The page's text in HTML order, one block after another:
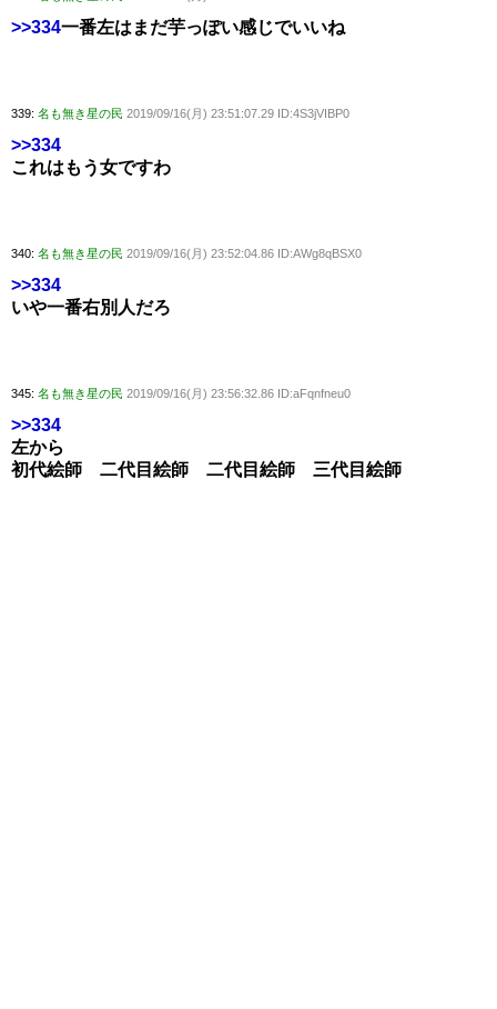
>>334一番左はまだ芋っぽい感じでいいね
339: 名も無き星の民 2019/09/16(月) 23:51:07.29 ID:4S3jVIBP0
>>334
これはもう女ですわ
340: 名も無き星の民 2019/09/16(月) 23:52:04.86 ID:AWg8qBSX0
>>334
いや一番右別人だろ
345: 名も無き星の民 2019/09/16(月) 23:56:32.86 ID:aFqnfneu0
>>334
左から
初代絵師 二代目絵師 二代目絵師 三代目絵師